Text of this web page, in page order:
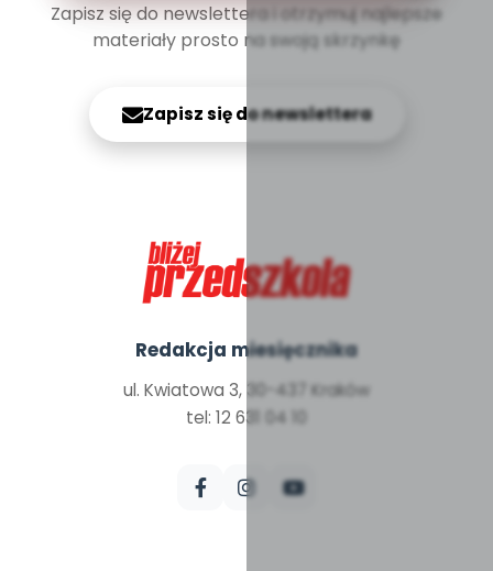
Zapisz się do newslettera i otrzymuj najlepsze
materiały prosto na swoją skrzynkę
Zapisz się do newslettera
Redakcja miesięcznika
ul. Kwiatowa 3, 30-437 Kraków
tel: 12 631 04 10